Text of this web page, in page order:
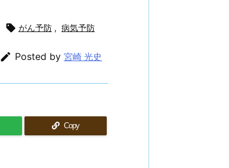
 がん予防 , 病気予防
 Posted by 宮崎 光史
Copy